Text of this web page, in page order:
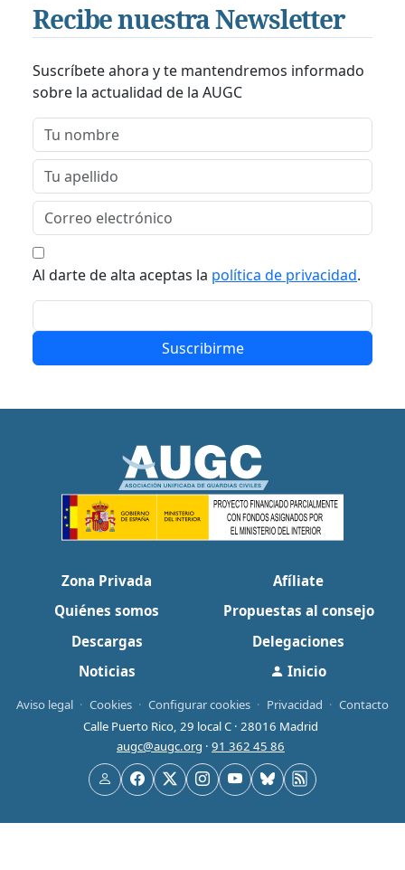
Recibe nuestra Newsletter
Suscríbete ahora y te mantendremos informado
sobre la actualidad de la AUGC
Al darte de alta aceptas la política de privacidad.
Suscribirme
Zona Privada
Afíliate
Quiénes somos
Propuestas al consejo
Descargas
Delegaciones
Noticias
Inicio
Aviso legal · Cookies · Configurar cookies · Privacidad · Contacto
Calle Puerto Rico, 29 local C · 28016 Madrid
augc@augc.org · 91 362 45 86
UsuarioFacebook
X Instagram
YouTube
Bluesky
RSS